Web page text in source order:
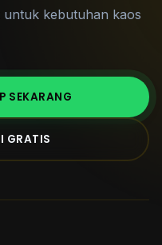
kebutuhan kaos
SEKARANG
GRATIS